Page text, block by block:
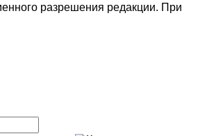
разрешения редакции. При